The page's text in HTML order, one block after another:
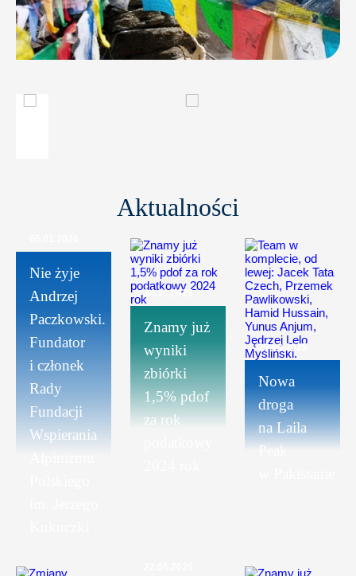
Aktualności
Nie żyje
Andrzej
Paczkowski.
Fundator
i członek
Rady
Fundacji
Wspierania
24.10.2025
Znamy już
wyniki
zbiórki
1,5% pdof
za rok
29.09.2025
Nowa
droga
na Laila
Peak